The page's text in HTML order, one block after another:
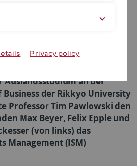
M.Sc.
Auslandsstudium an der
Business der Rikkyo University
Professor Tim Pawlowski den
Max Beyer, Felix Epple und
(von links) das
Management (ISM)
Privacy policy